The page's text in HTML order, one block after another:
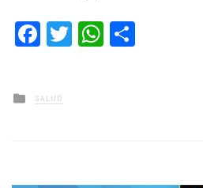
Facebook
TwitterWhatsApp
Posted
in
SALUD